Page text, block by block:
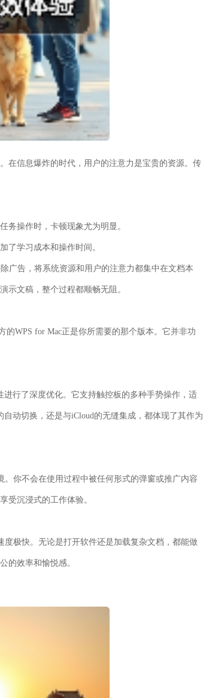
在信息爆炸的时代，用户的注意力是宝贵的资源。传
务操作时，卡顿现象尤为明显。
了学习成本和操作时间。
广告，将系统资源和用户的注意力都集中在文档本
示文稿，整个过程都顺畅无阻。
WPS for Mac正是你所需要的那个版本。它并非功
进行了深度优化。它支持触控板的多种手势操作，适
动切换，还是与iCloud的无缝集成，都体现了其作为
你不会在使用过程中被任何形式的弹窗或推广内容
受沉浸式的工作体验。
极快。无论是打开软件还是加载复杂文档，都能做
的效率和愉悦感。